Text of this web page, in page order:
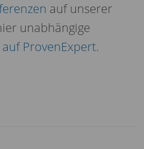
auf unserer
unabhängige
ProvenExpert.